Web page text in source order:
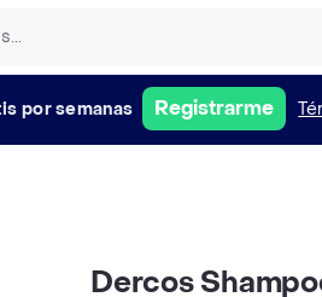
por semanas Registrarme
Dercos